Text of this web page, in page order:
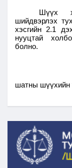
Шүүх
шийдвэрлэх
хэсгийн 2.1
нууцтай
болно.
шатны шүүхийн